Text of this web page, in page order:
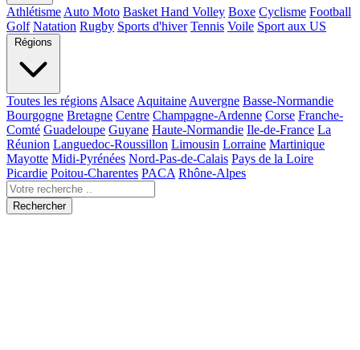
Athlétisme Auto Moto Basket Hand Volley Boxe Cyclisme Football
Golf Natation Rugby Sports d'hiver Tennis Voile Sport aux US
Régions
Toutes les régions Alsace Aquitaine Auvergne Basse-Normandie
Bourgogne Bretagne Centre Champagne-Ardenne Corse Franche-
Comté Guadeloupe Guyane Haute-Normandie Ile-de-France La
Réunion Languedoc-Roussillon Limousin Lorraine Martinique
Mayotte Midi-Pyrénées Nord-Pas-de-Calais Pays de la Loire
Picardie Poitou-Charentes PACA Rhône-Alpes
Rechercher